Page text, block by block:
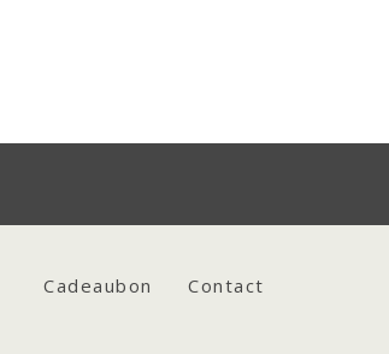
Contact
Cadeaubon